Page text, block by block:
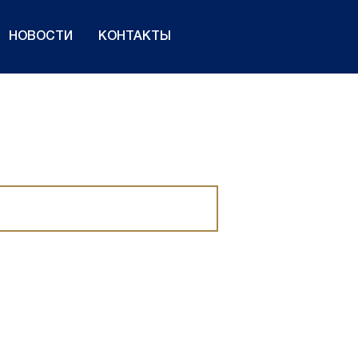
НОВОСТИ КОНТАКТЫ